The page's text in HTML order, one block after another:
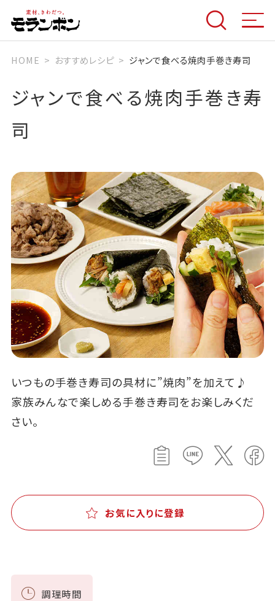
HOME おすすめレシピ ジャンで食べる焼肉手巻き寿司
ジャンで食べる焼肉手巻き寿
司
いつもの手巻き寿司の具材に”焼肉”を加えて♪
家族みんなで楽しめる手巻き寿司をお楽しみくだ
さい。
お気に入りに登録
調理時間